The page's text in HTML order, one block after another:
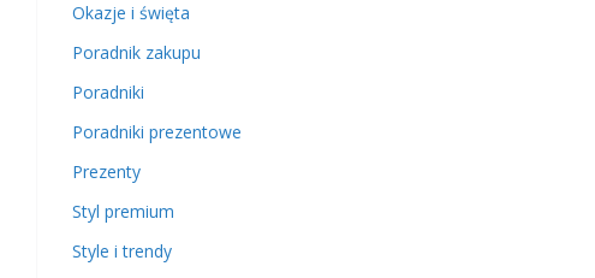
Okazje i święta
Poradnik zakupu
Poradniki
Poradniki prezentowe
Prezenty
Styl premium
Style i trendy